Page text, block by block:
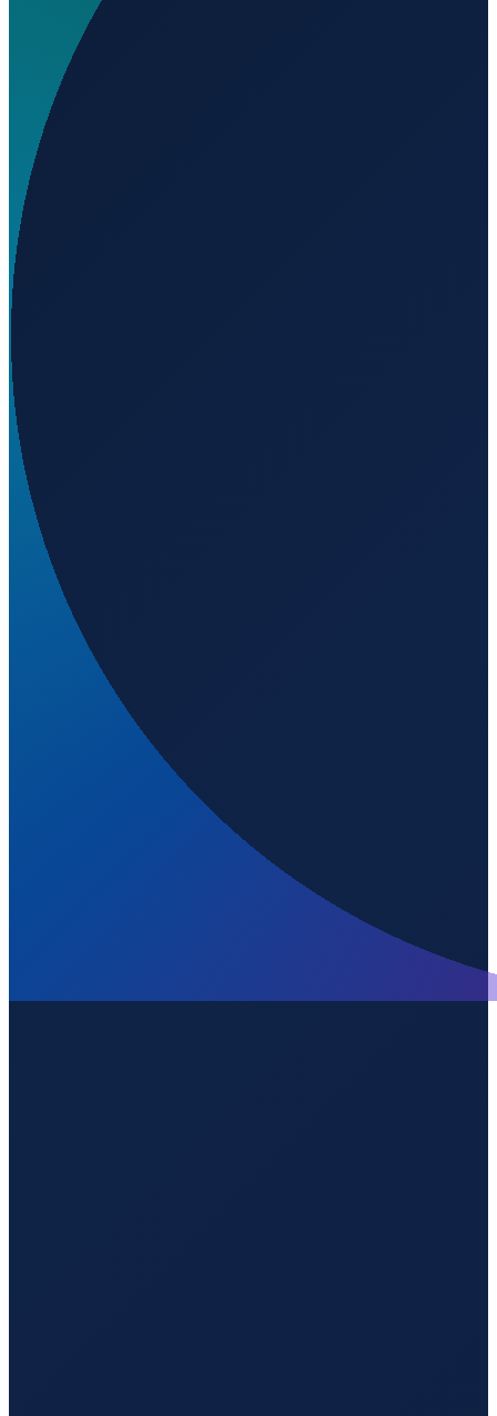
Wird geladen...
35.72980
331
Los Angeles
→